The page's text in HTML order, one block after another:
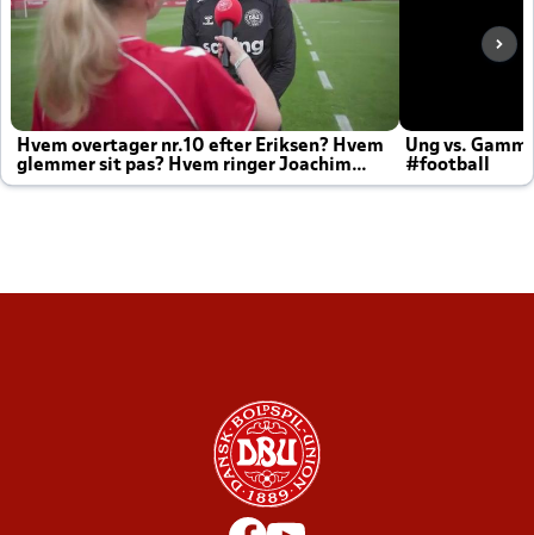
Hvem overtager nr.10 efter Eriksen? Hvem
glemmer sit pas? Hvem ringer Joachim
altid til efter kampe?
Ung vs.
#football